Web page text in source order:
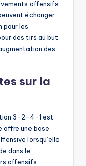
offensifs
échanger
pour les
des tirs au but.
des
sur la
3-2-4-1 est
offre une base
lorsqu’elle
dans le
offensifs.